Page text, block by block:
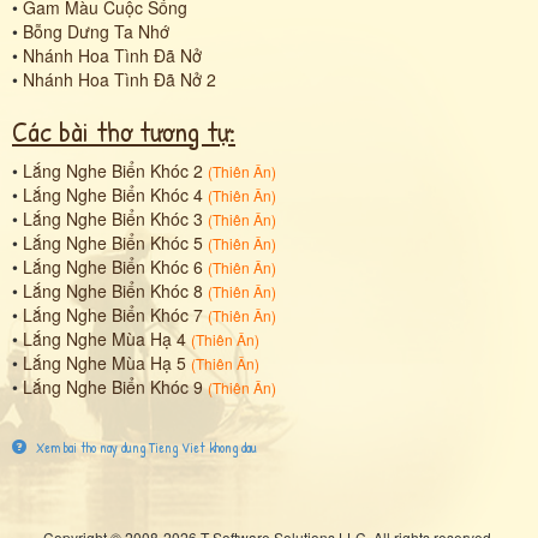
• Gam Màu Cuộc Sống
• Bỗng Dưng Ta Nhớ
• Nhánh Hoa Tình Đã Nở
• Nhánh Hoa Tình Đã Nở 2
Các bài thơ tương tự:
• Lắng Nghe Biển Khóc 2 (Thiên Ân)
• Lắng Nghe Biển Khóc 4 (Thiên Ân)
• Lắng Nghe Biển Khóc 3 (Thiên Ân)
• Lắng Nghe Biển Khóc 5 (Thiên Ân)
• Lắng Nghe Biển Khóc 6 (Thiên Ân)
• Lắng Nghe Biển Khóc 8 (Thiên Ân)
• Lắng Nghe Biển Khóc 7 (Thiên Ân)
•Lắng Nghe Mùa Hạ 4 (Thiên Ân)
• Lắng Nghe Mùa Hạ 5 (Thiên Ân)
•Lắng Nghe Biển Khóc 9 (Thiên Ân)
Xem bai tho nay dung Tieng Viet khong dau